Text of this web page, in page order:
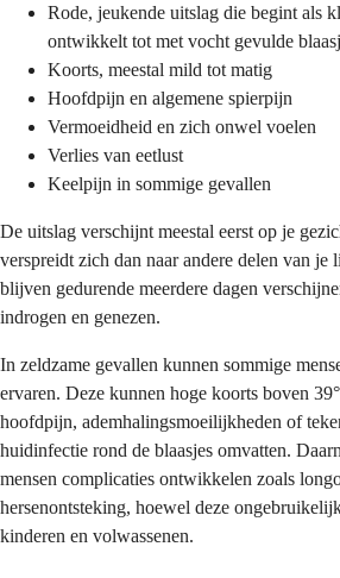
Rode, jeukende uitslag die begint als
ontwikkelt tot met vocht gevulde
Koorts, meestal mild tot matig
Hoofdpijn en algemene spierpijn
Vermoeidheid en zich onwel voelen
Verlies van eetlust
Keelpijn in sommige gevallen
De uitslag verschijnt meestal eerst op je
verspreidt zich dan naar andere delen van
blijven gedurende meerdere dagen
indrogen en genezen.
In zeldzame gevallen kunnen sommige
ervaren. Deze kunnen hoge koorts boven
hoofdpijn, ademhalingsmoeilijkheden of
huidinfectie rond de blaasjes omvatten.
mensen complicaties ontwikkelen zoals
hersenontsteking, hoewel deze
kinderen en volwassenen.